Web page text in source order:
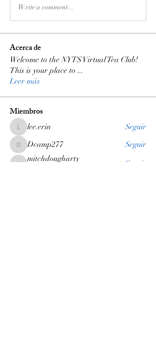
Write a comment...
Acerca de
Welcome to the NYTS Virtual Tea Club!
This is your place to ...
Leer más
Miembros
lee.erinlee.erin Seguir
Dcamp277
Dcamp277 Seguir
mitchdougharty
Seguir